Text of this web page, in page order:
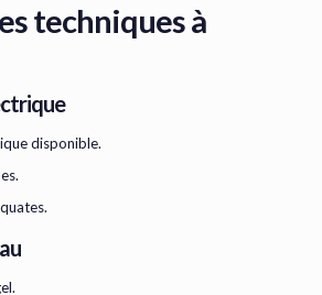
techniques à
disponible.